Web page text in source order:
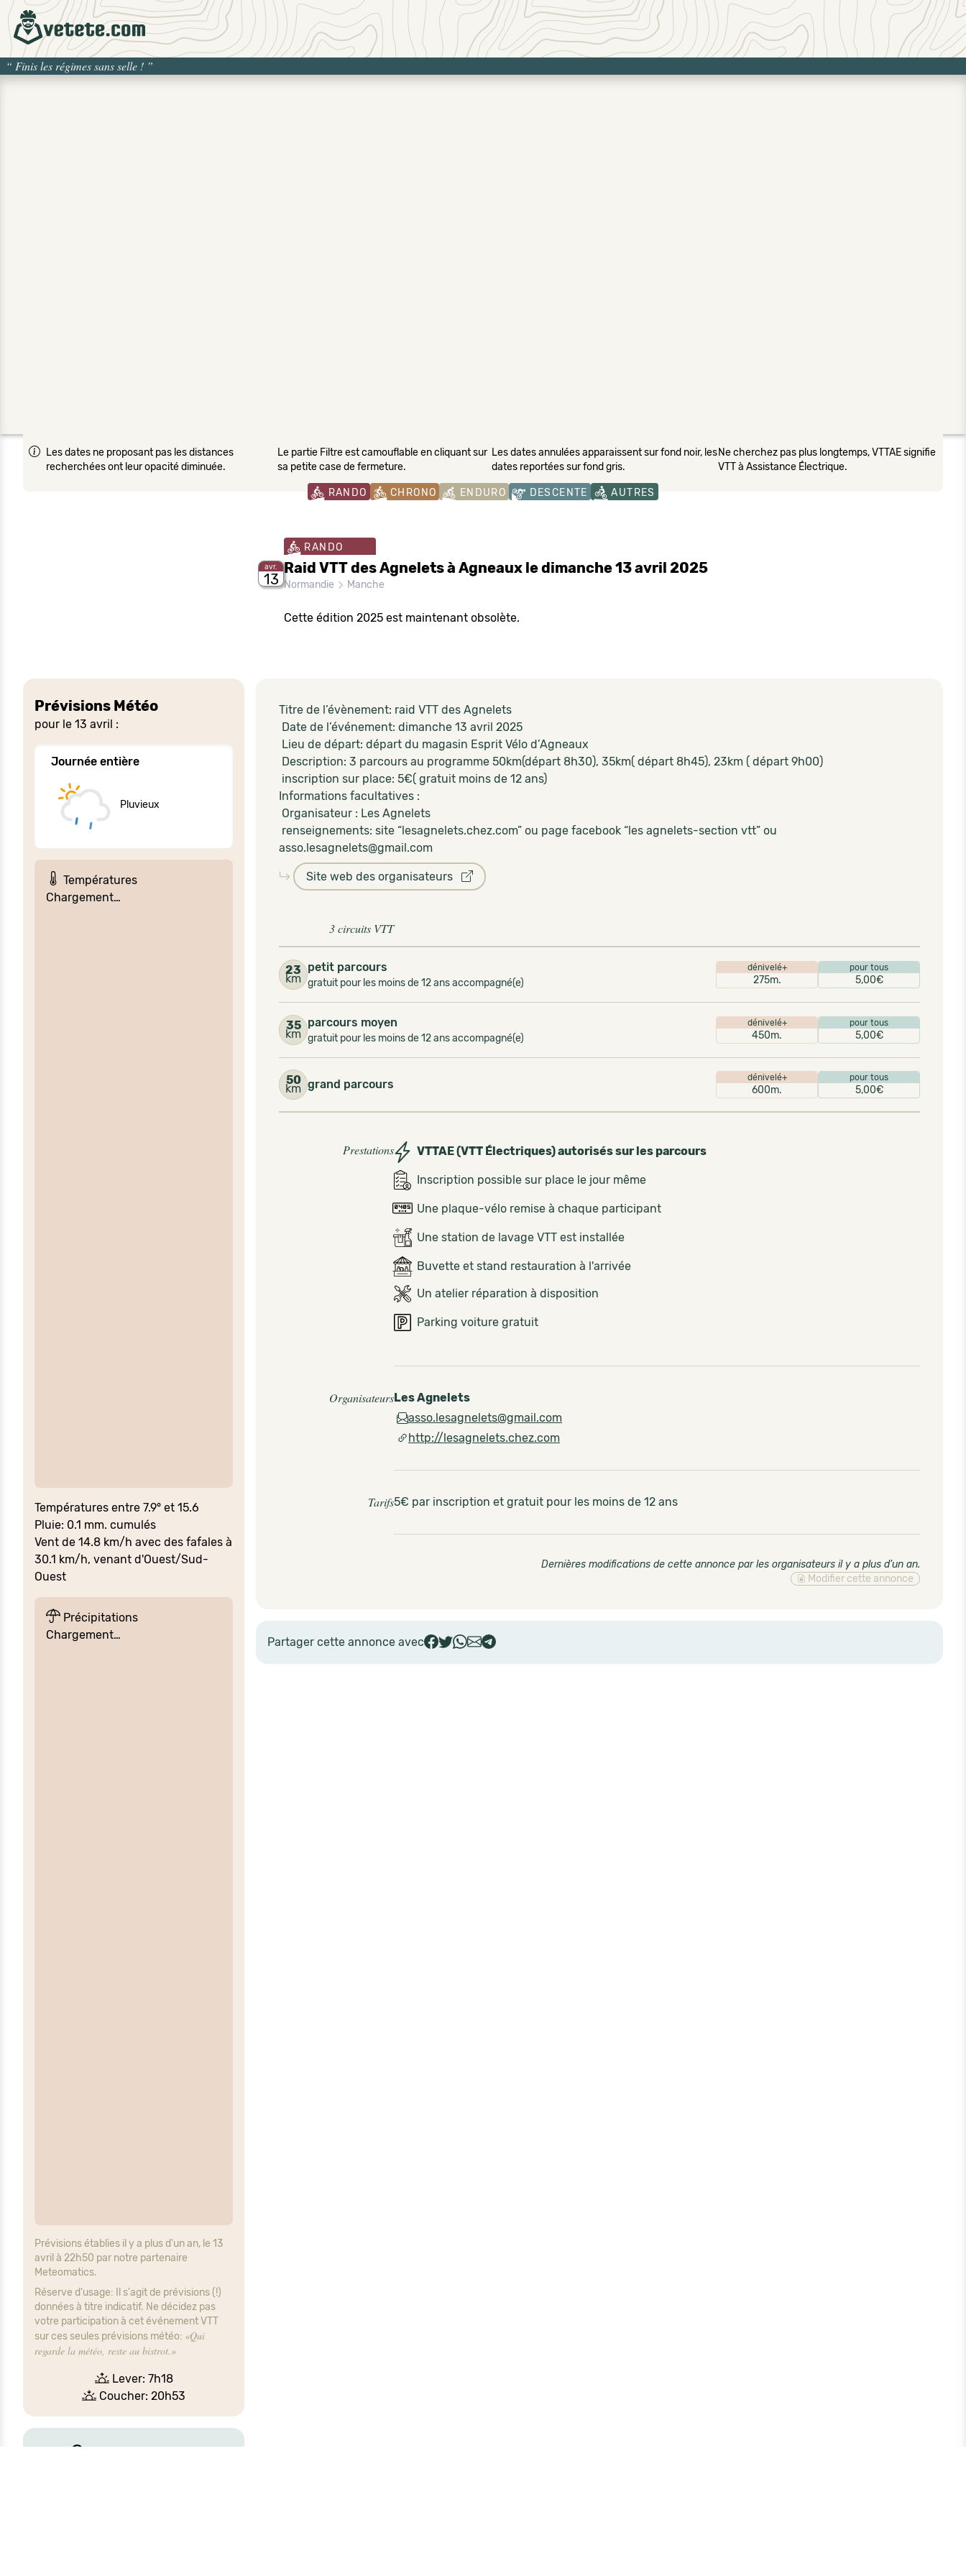
“ Finis les régimes sans selle ! ”
Les dates ne proposant pas les distances
recherchées ont leur opacité diminuée.
Le partie Filtre est camouflable en cliquant sur
sa petite case de fermeture.
Les dates annulées apparaissent sur fond noir, les
dates reportées sur fond gris.
Ne cherchez pas plus longtemps, VTTAE signifie
VTT à Assistance Électrique.
RANDO CHRONO ENDURO DESCENTE AUTRES
avr.
13
RANDO
Raid VTT des Agnelets à Agneaux le dimanche 13 avril 2025
Normandie Manche
Cette édition 2025 est maintenant obsolète.
Prévisions Météo
pour le 13 avril :
Journée entière
Pluvieux
Températures
Chargement…
Températures entre 7.9° et 15.6
Pluie: 0.1 mm. cumulés
Vent de 14.8 km/h avec des fafales à
30.1 km/h, venant d'Ouest/Sud-
Ouest
Précipitations
Chargement…
Prévisions établies il y a plus d'un an, le 13
avril à 22h50 par notre partenaire
Meteomatics.
Réserve d'usage: Il s'agit de prévisions (!)
données à titre indicatif. Ne décidez pas
votre participation à cet événement VTT
sur ces seules prévisions météo: «Qui
regarde la météo, reste au bistrot.»
Lever: 7h18
Coucher: 20h53
Titre de l’évènement: raid VTT des Agnelets
Date de l’événement: dimanche 13 avril 2025
Lieu de départ: départ du magasin Esprit Vélo d’Agneaux
Description: 3 parcours au programme 50km(départ 8h30), 35km( départ 8h45), 23km ( départ 9h00)
inscription sur place: 5€( gratuit moins de 12 ans)
Informations facultatives :
Organisateur : Les Agnelets
renseignements: site “lesagnelets.chez.com” ou page facebook “les agnelets-section vtt” ou
asso.lesagnelets@gmail.com
Site web des organisateurs
3 circuits VTT
23
km
petit parcours
gratuit pour les moins de 12 ans accompagné(e)
dénivelé+
275m.
pour tous
5,00€
35
km
parcours moyen
gratuit pour les moins de 12 ans accompagné(e)
dénivelé+
450m.
pour tous
5,00€
50
km grand parcours dénivelé+
600m.
pour tous
5,00€
Prestations VTTAE (VTT Électriques) autorisés sur les parcours
Inscription possible sur place le jour même
Une plaque-vélo remise à chaque participant
Une station de lavage VTT est installée
Buvette et stand restauration à l'arrivée
Un atelier réparation à disposition
Parking voiture gratuit
OrganisateursLes Agnelets
asso.lesagnelets@gmail.com
http://lesagnelets.chez.com
Tarifs5€ par inscription et gratuit pour les moins de 12 ans
Dernières modifications de cette annonce par les organisateurs il y a plus d'un an.
Modifier cette annonce
Partager cette annonce avec